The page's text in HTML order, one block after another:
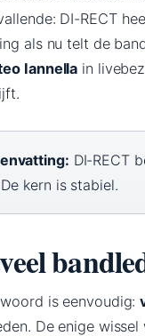
DI-RECT
als nu telt de
Iannella in
DI-RECT
kern is stabiel.
is eenvoudig:
De enige